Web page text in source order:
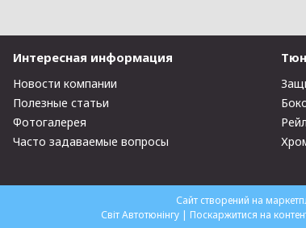
Интересная информация
Новости компании
Полезные статьи
Фотогалерея
Часто задаваемые вопросы
Сайт створений на
Світ Автотюнінгу | Поскаржитися на